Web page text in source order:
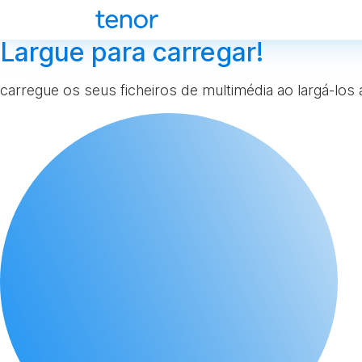
Largue para carregar!
carregue os seus ficheiros de multimédia ao largá-los